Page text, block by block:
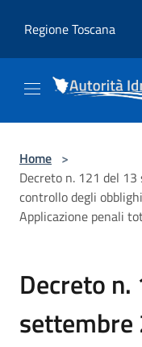
Regione Toscana
Home >
Decreto n. 121 del
controllo degli
Applicazione penali
Decreto
settembre